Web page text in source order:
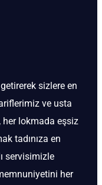
sizlere en
ve usta
her lokmada eşsiz
tadınıza en
servisimizle
her